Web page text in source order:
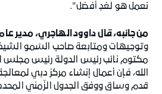
نعمل هو لغدٍ أفضل".
من جانبه، قال داوود الهاجري، مدير
وتوجيهات ومتابعة صاحب السّمو
مكتوم نائب رئيس الدولة رئيس مجلس
الله، فإن أعمال إنشاء مركز دبي
قدم وساق ووفق الجدول الزّمني